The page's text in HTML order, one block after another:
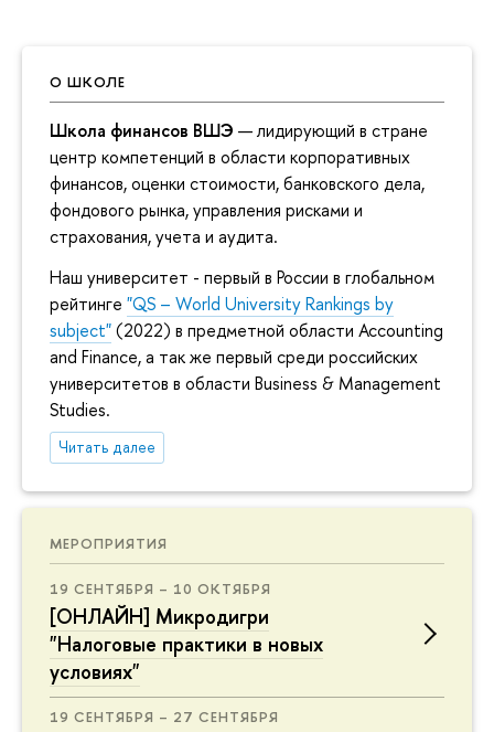
О ШКОЛЕ
Школа финансов ВШЭ — лидирующий в стране
центр компетенций в области корпоративных
финансов, оценки стоимости, банковского дела,
фондового рынка, управления рисками и
страхования, учета и аудита.
Наш университет - первый в России в глобальном
рейтинге "QS – World University Rankings by
subject"(2022) в предметной области Accounting
and Finance, а так же первый среди российских
университетов в области Business & Management
Studies.
Читать далее
МЕРОПРИЯТИЯ
19 СЕНТЯБРЯ – 10 ОКТЯБРЯ
[ОНЛАЙН] Микродигри
"Налоговые практики в новых
условиях"
19 СЕНТЯБРЯ – 27 СЕНТЯБРЯ